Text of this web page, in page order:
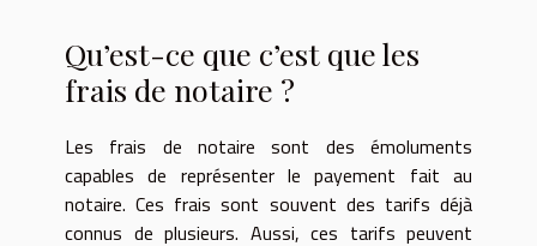
Qu’est-ce que c’est que les
frais de notaire ?
Les frais de notaire sont des émoluments
capables de représenter le payement fait au
notaire. Ces frais sont souvent des tarifs déjà
connus de plusieurs. Aussi, ces tarifs peuvent